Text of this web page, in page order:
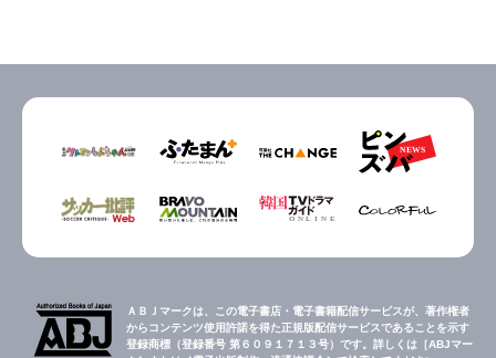
ＡＢＪマークは、この電子書店・電子書籍配信サービスが、著作権者
からコンテンツ使用許諾を得た正規版配信サービスであることを示す
登録商標（登録番号 第６０９１７１３号）です。詳しくは［ABJマー